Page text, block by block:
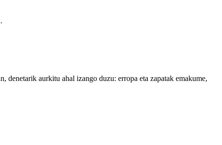
aurkitu ahal izango duzu: erropa eta zapatak emakume,